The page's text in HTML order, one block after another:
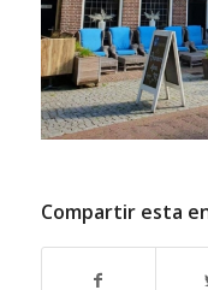
Compartir esta